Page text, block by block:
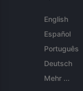
English
Español
Português
Deutsch
Mehr ...